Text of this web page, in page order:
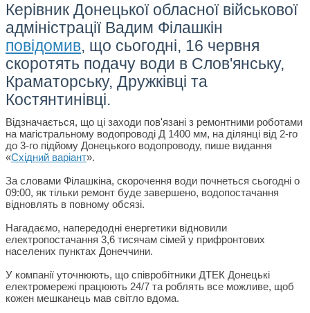
Керівник Донецької обласної військової
адміністрації Вадим Філашкін
повідомив, що сьогодні, 16 червня
скоротять подачу води в Слов'янську,
Краматорську, Дружківці та
Костянтинівці.
Відзначається, що ці заходи пов'язані з ремонтними роботами
на магістральному водопроводі Д 1400 мм, на ділянці від 2-го
до 3-го підйому Донецького водопроводу, пише видання
«Східний варіант».
За словами Філашкіна, скорочення води почнеться сьогодні о
09:00, як тільки ремонт буде завершено, водопостачання
відновлять в повному обсязі.
Нагадаємо, напередодні енергетики відновили
електропостачання 3,6 тисячам сімей у прифронтових
населених пунктах Донеччини.
У компанії уточнюють, що співробітники ДТЕК Донецькі
електромережі працюють 24/7 та роблять все можливе, щоб
кожен мешканець мав світло вдома.